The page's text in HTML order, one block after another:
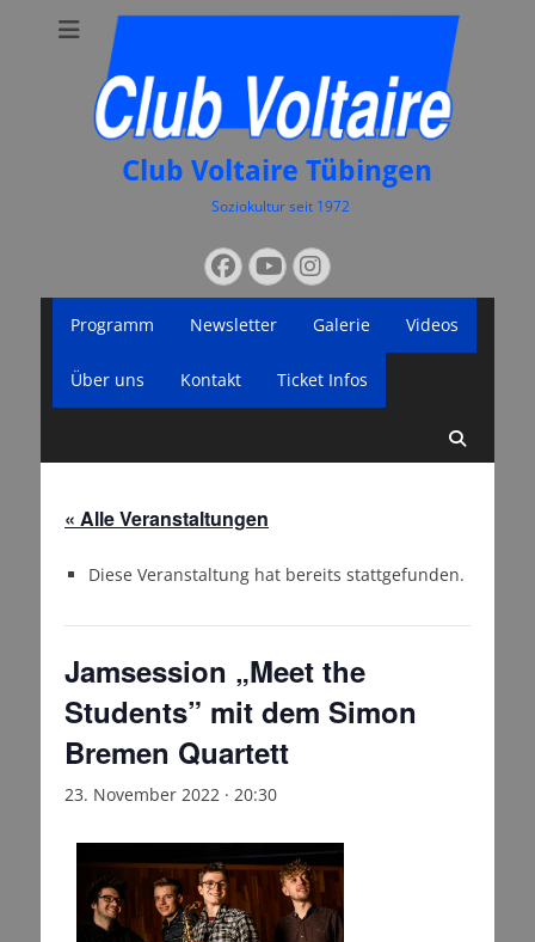
Club Voltaire Tübingen
Soziokultur seit 1972
nach:
Facebook
YouTube
Instagram
Menü
Inhalt
Programm Newsletter Galerie Videos
Über uns Kontakt Ticket Infos
« Alle Veranstaltungen
Diese Veranstaltung hat bereits stattgefunden.
Jamsession „Meet the
Students” mit dem Simon
Bremen Quartett
23. November 2022 · 20:30